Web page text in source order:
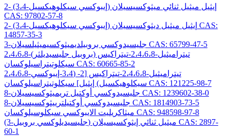
2- (3،4-إيبوكسي سيكلوهيكسيل) إيثيل ميثيل ثنائي ميثوكسيسيلان
CAS: 97802-57-8
2- (3،4-إيبوكسي سيكلوهيكسيل) إيثيل ميثيل ديثوكسيسيلان CAS:
14857-35-3
3-جليسيدوكسي بروبيلديميثوكسيميثيلسيلان CAS: 65799-47-5
2،4،6،8-تيتراميثيل-2،4،6،8-تيتراكيس (بروبيل جليسيديلثر)
سيكلوتيتراسيلوكسان CAS: 60665-85-2
2،4،6،8-تيتراميثيل-2،4،6،8-تيتراكيس [2- (3،4-إيبوكسي
سيكلوهيكسيل) إيثيل] سيكلوتيتراسيلوكسان CAS: 121225-98-7
8-جليسيدوكسي أوكتيل تريميثوكسيسيلان CAS: 1239602-38-0
8-جليسيدوكسي أوكتيلترييثوكسيسيلان CAS: 1814903-73-5
ميثاكريليت الايبوكسي سيكلوسيلوكسان CAS: 948598-97-8
(3-جليسيديلوكسي بروبيل) ميثيل ثنائي إيثوكسيسيلان CAS: 2897-
60-1